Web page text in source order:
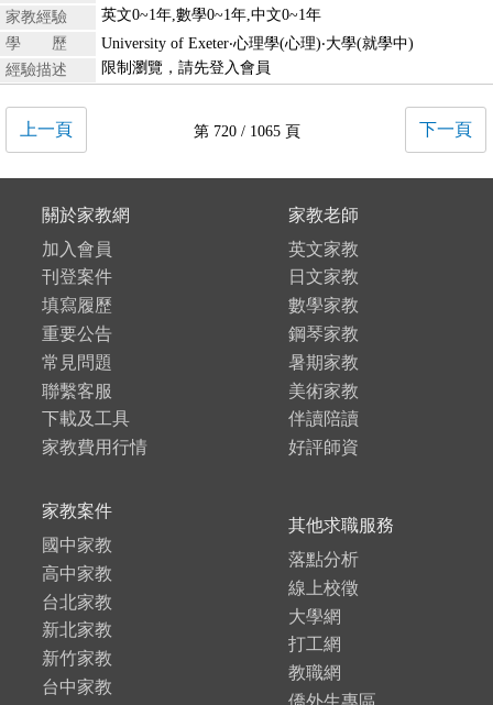
家教經驗
英文0~1年,數學0~1年,中文0~1年
學 歷
University of Exeter‧心理學(心理)‧大學(就學中)
經驗描述
限制瀏覽，請先登入會員
上一頁 第 720 / 1065 頁 下一頁
關於家教網
加入會員
刊登案件
填寫履歷
重要公告
常見問題
聯繫客服
下載及工具
家教費用行情
家教老師
英文家教
日文家教
數學家教
鋼琴家教
暑期家教
美術家教
伴讀陪讀
好評師資
家教案件
國中家教
高中家教
台北家教
新北家教
新竹家教
台中家教
其他求職服務
落點分析
線上校徵
大學網
打工網
教職網
僑外生專區